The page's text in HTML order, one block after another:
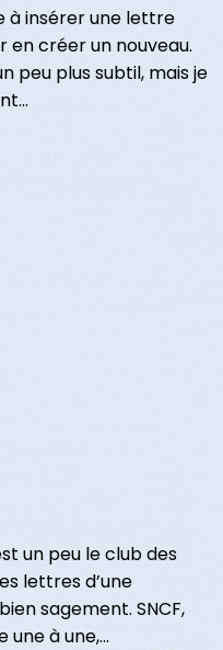
à insérer une lettre
en créer un nouveau.
peu plus subtil, mais je
un peu le club des
lettres d’une
sagement. SNCF,
à une,...